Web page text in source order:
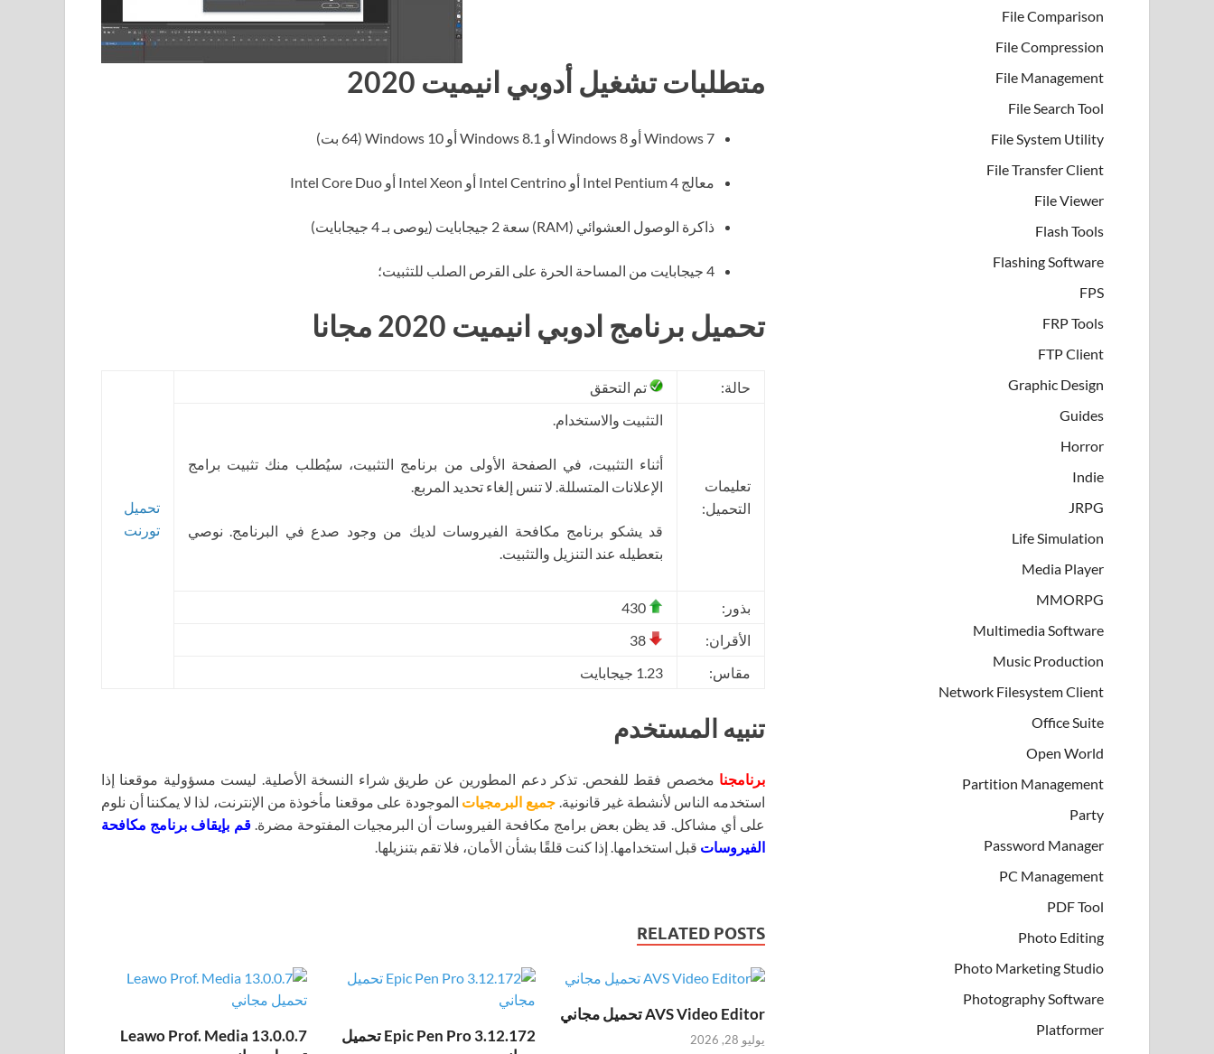
متطلبات تشغيل أدوبي انيميت 2020
Windows 7 أو Windows 8 أو Windows 8.1 أو Windows 10 (64 بت)
معالج Intel Pentium 4 أو Intel Centrino أو Intel Xeon أو Intel Core Duo
ذاكرة الوصول العشوائي (RAM) سعة 2 جيجابايت (يوصى بـ 4 جيجابايت)
4 جيجابايت من المساحة الحرة على القرص الصلب للتثبيت؛
تحميل برنامج ادوبي انيميت 2020 مجانا
حالة: تم التحقق
تحميل
تورنت
تعليمات
التحميل:
التثبيت والاستخدام.
أثناء التثبيت، في الصفحة الأولى من برنامج التثبيت، سيُطلب منك تثبيت برامج
الإعلانات المتسللة. لا تنس إلغاء تحديد المربع.
قد يشكو برنامج مكافحة الفيروسات لديك من وجود صدع في البرنامج. نوصي
بتعطيله عند التنزيل والتثبيت.
بذور:
الأقران:
مقاس:
1.23 جيجابايت
تنبيه المستخدم
برنامجنا مخصص فقط للفحص. تذكر دعم المطورين عن طريق شراء النسخة الأصلية. ليست مسؤولية موقعنا إذا
استخدمه الناس لأنشطة غير قانونية. جميع البرمجيات الموجودة على موقعنا مأخوذة من الإنترنت، لذا لا يمكننا أن نلوم
على أي مشاكل. قد يظن بعض برامج مكافحة الفيروسات أن البرمجيات المفتوحة مضرة.قم بإيقاف برنامج مكافحة
الفيروسات قبل استخدامها. إذا كنت قلقًا بشأن الأمان، فلا تقم بتنزيلها.
RELATED POSTS
AVS Video Editor تحميل مجاني
يوليو 28, 2026
Epic Pen Pro 3.12.172 تحميل
Leawo Prof. Media 13.0.0.7
File Comparison
File Compression
File Management
File Search Tool
File System Utility
File Transfer Client
File Viewer
Flash Tools
Flashing Software
FPS
FRP Tools
FTP Client
Graphic Design
Guides
Horror
Indie
JRPG
Life Simulation
Media Player
MMORPG
Multimedia Software
Music Production
Network Filesystem Client
Office Suite
Open World
Partition Management
Party
Password Manager
PC Management
PDF Tool
Photo Editing
Photo Marketing Studio
Photography Software
Platformer